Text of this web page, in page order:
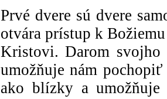
Prvé dvere sú dvere
otvára prístup k
Kristovi. Darom svojho
umožňuje nám
ako blízky a